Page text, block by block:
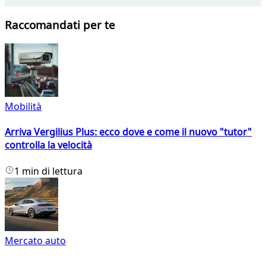
Raccomandati per te
Mobilità
Arriva Vergilius Plus: ecco dove e come il nuovo "tutor"
controlla la velocità
1 min di lettura
Mercato auto